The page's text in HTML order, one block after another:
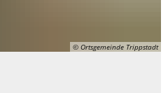
© Ortsgemeinde Trippstadt